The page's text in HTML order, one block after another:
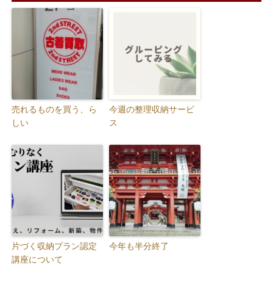
売れるものを買う、ら
しい
今週の整理収納サービ
ス
片づく収納プラン認定
講座について
今年も半分終了